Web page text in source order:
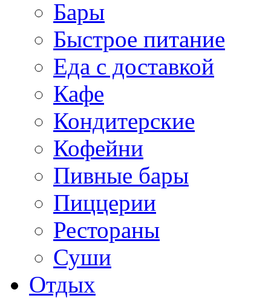
Бары
Быстрое питание
Еда с доставкой
Кафе
Кондитерские
Кофейни
Пивные бары
Пиццерии
Рестораны
Суши
Отдых